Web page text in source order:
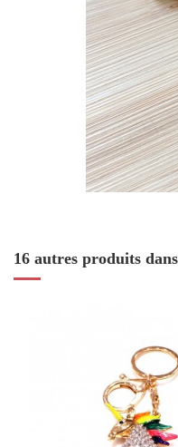
16 autres produits